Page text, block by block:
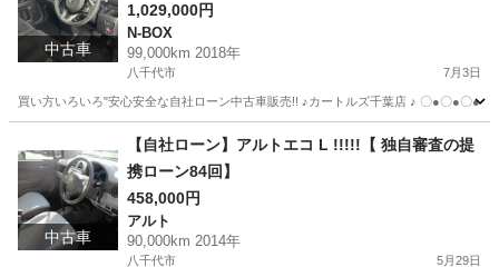
中古車
1,029,000円
N-BOX
99,000km 2018年
八千代市 7月3日
買い方いろいろ"安心安全な自社ローン中古車販売!! ♪カートルズ千葉店 ♪ 〇●〇●〇
N-BOX カートルズ
中古車
【自社ローン】アルトエコ L !!!!!【 独自審査の提
携ローン84回】
458,000円
アルト
90,000km 2014年
八千代市 5月29日